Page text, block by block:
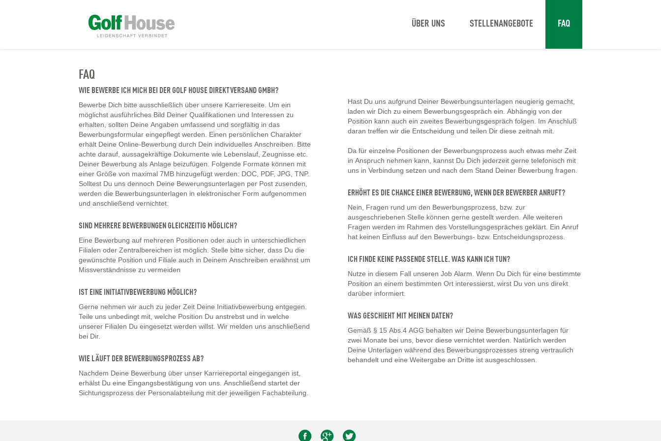
ÜBER UNS STELLENANGEBOTE FAQ
FAQ
WIE BEWERBE ICH MICH BEI DER GOLF HOUSE DIREKTVERSAND GMBH?
Bewerbe Dich bitte ausschließlich über unsere Karriereseite. Um ein
möglichst ausführliches Bild Deiner Qualifikationen und Interessen zu
erhalten, sollten Deine Angaben umfassend und sorgfältig in das
Bewerbungsformular eingepflegt werden. Einen persönlichen Charakter
erhält Deine Online-Bewerbung durch Dein individuelles Anschreiben. Bitte
achte darauf, aussagekräftige Dokumente wie Lebenslauf, Zeugnisse etc.
Deiner Bewerbung als Anlage beizufügen. Folgende Formate können mit
einer Größe von maximal 7MB hinzugefügt werden: DOC, PDF, JPG, TNP.
Solltest Du uns dennoch Deine Bewerungsunterlagen per Post zusenden,
werden die Bewerbungsunterlagen in elektronischer Form aufgenommen
und anschließend vernichtet.
SIND MEHRERE BEWERBUNGEN GLEICHZEITIG MÖGLICH?
Eine Bewerbung auf mehreren Positionen oder auch in unterschiedlichen
Filialen oder Zentralbereichen ist möglich. Stelle bitte sicher, dass Du die
gewünschte Position und Filiale auch in Deinem Anschreiben erwähnst um
Missverständnisse zu vermeiden
IST EINE INITIATIVBEWERBUNG MÖGLICH?
Gerne nehmen wir auch zu jeder Zeit Deine Initiativbewerbung entgegen.
Teile uns unbedingt mit, welche Position Du anstrebst und in welche
unserer Filialen Du eingesetzt werden willst. Wir melden uns anschließend
bei Dir.
WIE LÄUFT DER BEWERBUNGSPROZESS AB?
Nachdem Deine Bewerbung über unser Karriereportal eingegangen ist,
erhälst Du eine Eingangsbestätigung von uns. Anschließend startet der
Sichtungsprozess der Personalabteilung mit der jeweiligen Fachabteilung.
Hast Du uns aufgrund Deiner Bewerbungsunterlagen neugierig gemacht,
laden wir Dich zu einem Bewerbungsgespräch ein. Abhängig von der
Position kann auch ein zweites Bewerbungsgespräch folgen. Im Anschluß
daran treffen wir die Entscheidung und teilen Dir diese zeitnah mit.
Da für einzelne Positionen der Bewerbungsprozess auch etwas mehr Zeit
in Anspruch nehmen kann, kannst Du Dich jederzeit gerne telefonisch mit
uns in Verbindung setzen und nach dem Stand Deiner Bewerbung fragen.
ERHÖHT ES DIE CHANCE EINER BEWERBUNG, WENN DER BEWERBER ANRUFT?
Nein, Fragen rund um den Bewerbungsprozess, bzw. zur
ausgeschriebenen Stelle können gerne gestellt werden. Alle weiteren
Fragen werden im Rahmen des Vorstellungsgespräches geklärt. Ein Anruf
hat keinen Einfluss auf den Bewerbungs- bzw. Entscheidungsprozess.
ICH FINDE KEINE PASSENDE STELLE. WAS KANN ICH TUN?
Nutze in diesem Fall unseren Job Alarm. Wenn Du Dich für eine bestimmte
Position an einem bestimmten Ort interessierst, wirst Du von uns direkt
darüber informiert.
WAS GESCHIEHT MIT MEINEN DATEN?
Gemäß § 15 Abs.4 AGG behalten wir Deine Bewerbungsunterlagen für
zwei Monate bei uns, bevor diese vernichtet werden. Natürlich werden
Deine Unterlagen während des Bewerbungsprozesses streng vertraulich
behandelt und eine Weitergabe an Dritte ist ausgeschlossen.